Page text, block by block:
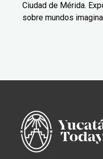
Ciudad de Mérida.
sobre mundos